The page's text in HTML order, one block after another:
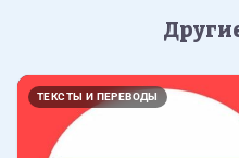
ТЕКСТЫ И ПЕРЕВОДЫ
Назад